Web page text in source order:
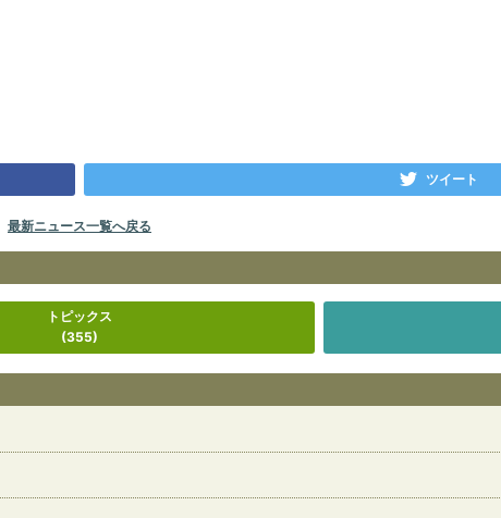
ツイート
最新ニュース一覧へ戻る
トピックス
(355)